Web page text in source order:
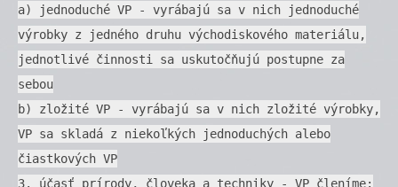
a) jednoduché VP - vyrábajú sa v nich jednoduché
výrobky z jedného druhu východiskového materiálu,
jednotlivé činnosti sa uskutočňujú postupne za
sebou
b) zložité VP - vyrábajú sa v nich zložité výrobky,
VP sa skladá z niekoľkých jednoduchých alebo
čiastkových VP
3. účasť prírody, človeka a techniky - VP členíme: